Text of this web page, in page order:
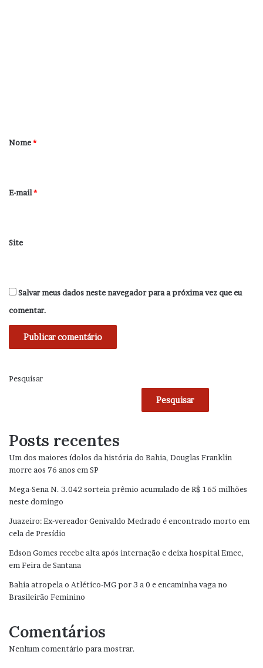
r
*
Nome*
E-mail*
Site
Salvar meus dados neste navegador para a próxima vez que eu
comentar.
Pesquisar
Pesquisar
Posts recentes
Um dos maiores ídolos da história do Bahia, Douglas Franklin
morre aos 76 anos em SP
Mega-Sena N. 3.042 sorteia prêmio acumulado de R$ 165 milhões
neste domingo
Juazeiro: Ex-vereador Genivaldo Medrado é encontrado morto em
cela de Presídio
Edson Gomes recebe alta após internação e deixa hospital Emec,
em Feira de Santana
Bahia atropela o Atlético-MG por 3 a 0 e encaminha vaga no
Brasileirão Feminino
Comentários
Nenhum comentário para mostrar.